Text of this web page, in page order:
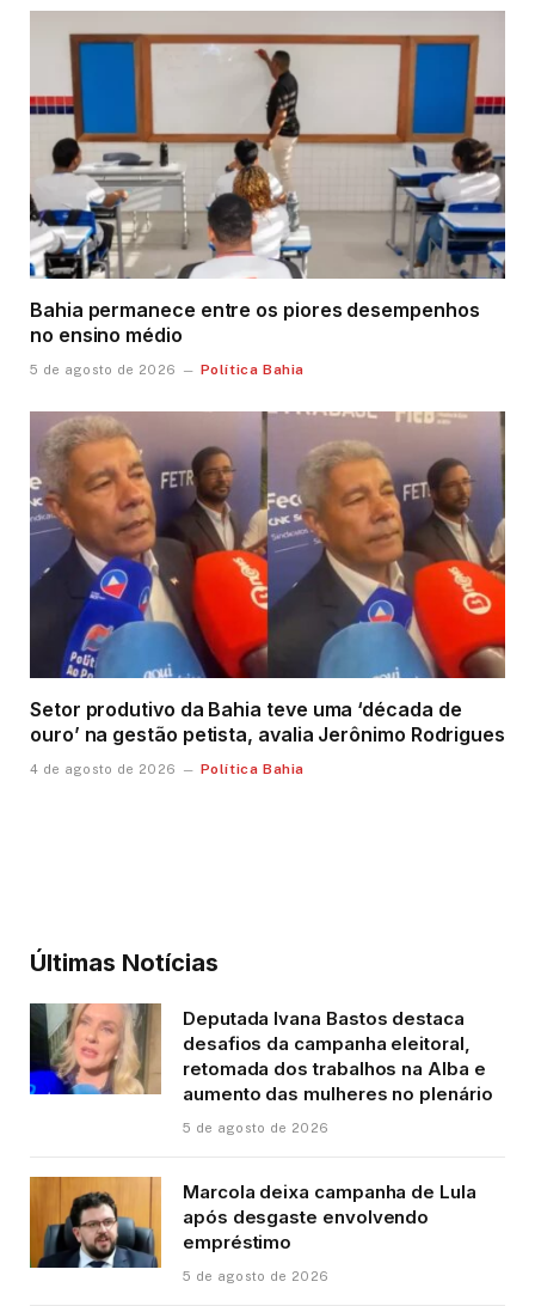
Bahia permanece entre os piores desempenhos
no ensino médio
5 de agosto de 2026 Política Bahia
Setor produtivo da Bahia teve uma ‘década de
ouro’ na gestão petista, avalia Jerônimo Rodrigues
4 de agosto de 2026 Política Bahia
Últimas Notícias
Deputada Ivana Bastos destaca
desafios da campanha eleitoral,
retomada dos trabalhos na Alba e
aumento das mulheres no plenário
5 de agosto de 2026
Marcola deixa campanha de Lula
após desgaste envolvendo
empréstimo
5 de agosto de 2026